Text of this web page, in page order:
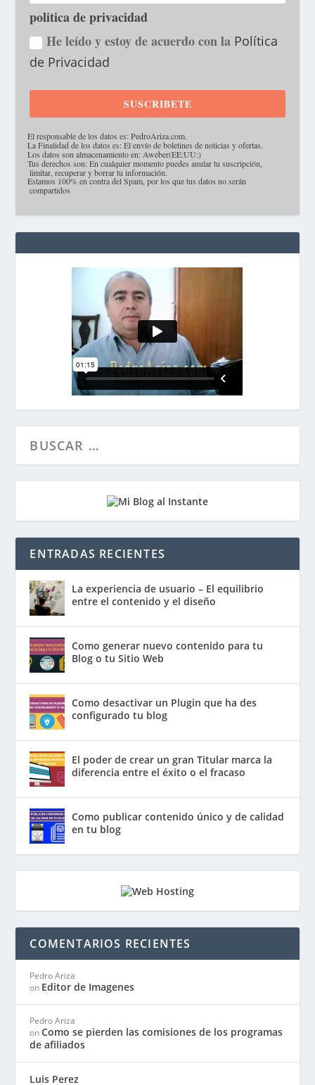
politica de privacidad
He leído y estoy de acuerdo con la Política
de Privacidad
SUSCRIBETE
El responsable de los datos es: PedroAriza.com.
La Finalidad de los datos es: El envío de boletines de noticias y ofertas.
Los datos son almacenamiento en: Aweber(EE:UU:)
Tus derechos son: En cualquier momento puedes anular tu suscripción,
limitar, recuperar y borrar tu información.
Estamos 100% en contra del Spam, por los que tus datos no serán
compartidos
ENTRADAS RECIENTES
La experiencia de usuario – El equilibrio
entre el contenido y el diseño
Como generar nuevo contenido para tu
Blog o tu Sitio Web
Como desactivar un Plugin que ha des
configurado tu blog
El poder de crear un gran Titular marca la
diferencia entre el éxito o el fracaso
Como publicar contenido único y de calidad
en tu blog
COMENTARIOS RECIENTES
Pedro Ariza
on Editor de Imagenes
Pedro Ariza
onComo se pierden las comisiones de los programas
de afiliados
Luis Perez